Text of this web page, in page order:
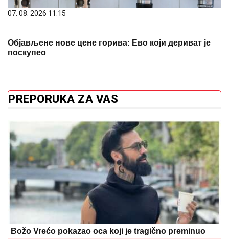
07. 08. 2026 11:15
Објављене нове цене горива: Ево који дериват је
поскупео
PREPORUKA ZA VAS
Božo Vrećo pokazao oca koji je tragično preminuo